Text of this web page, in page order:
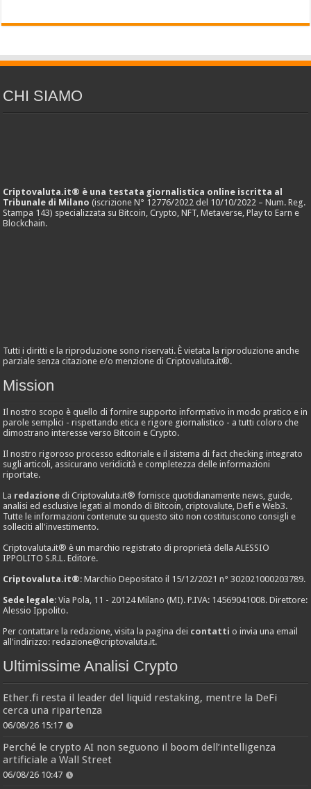
CHI SIAMO
Criptovaluta.it® è una testata giornalistica online iscritta al
Tribunale di Milano (iscrizione N° 12776/2022 del 10/10/2022 – Num. Reg.
Stampa 143) specializzata su Bitcoin, Crypto, NFT, Metaverse, Play to Earn e
Blockchain.
Tutti i diritti e la riproduzione sono riservati. È vietata la riproduzione anche
parziale senza citazione e/o menzione di Criptovaluta.it®.
Mission
Il nostro scopo è quello di fornire supporto informativo in modo pratico e in
parole semplici - rispettando etica e rigore giornalistico - a tutti coloro che
dimostrano interesse verso Bitcoin e Crypto.
Il nostro rigoroso processo editoriale e il sistema di fact checking integrato
sugli articoli, assicurano veridicità e completezza delle informazioni
riportate.
La redazione di Criptovaluta.it® fornisce quotidianamente news, guide,
analisi ed esclusive legati al mondo di Bitcoin, criptovalute, Defi e Web3.
Tutte le informazioni contenute su questo sito non costituiscono consigli e
solleciti all'investimento.
Criptovaluta.it® è un marchio registrato di proprietà della ALESSIO
IPPOLITO S.R.L. Editore.
Criptovaluta.it®: Marchio Depositato il 15/12/2021 n° 302021000203789.
Sede legale: Via Pola, 11 - 20124 Milano (MI). P.IVA: 14569041008. Direttore:
Alessio Ippolito.
Per contattare la redazione, visita la pagina dei contatti o invia una email
all'indirizzo:redazione@criptovaluta.it.
Ultimissime Analisi Crypto
Ether.fi resta il leader del liquid restaking, mentre la DeFi
cerca una ripartenza
06/08/26 15:17
Perché le crypto AI non seguono il boom dell’intelligenza
artificiale a Wall Street
06/08/26 10:47